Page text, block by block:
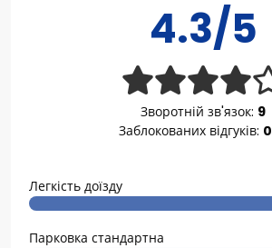
4.3/5
Зворотній зв'язок: 9
Заблокованих відгуків: 0
Легкість доїзду
Парковка стандартна